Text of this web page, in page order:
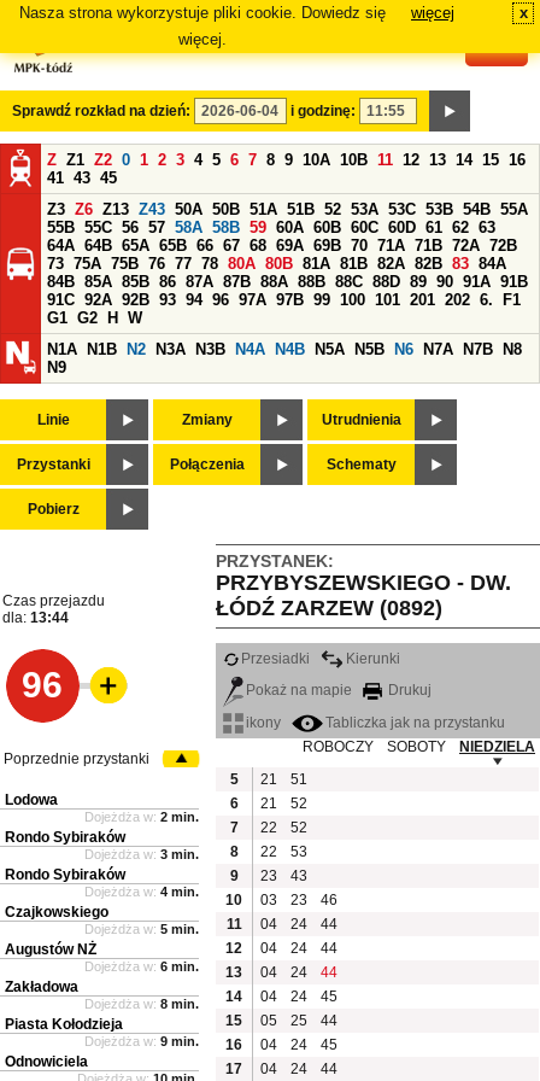
Nasza strona wykorzystuje pliki cookie. Dowiedz się
więcej.
więcej x
Sprawdź rozkład na dzień: i godzinę:
Z Z1 Z2 0 1 2 3 4 5 6 7 8 9 10A 10B 11 12 13 14 15 16
41 43 45
Z3 Z6 Z13 Z43 50A 50B 51A 51B 52 53A 53C 53B 54B 55A
55B 55C 56 57 58A 58B 59 60A 60B 60C 60D 61 62 63
64A 64B 65A 65B 66 67 68 69A 69B 70 71A 71B 72A 72B
73 75A 75B 76 77 78 80A 80B 81A 81B 82A 82B 83 84A
84B 85A 85B 86 87A 87B 88A 88B 88C 88D 89 90 91A 91B
91C 92A 92B 93 94 96 97A 97B 99 100 101 201 202 6.
F1
G1 G2 H
W
N1A
N1B N2 N3A N3B N4A N4B N5A N5B N6 N7A N7B
N8
N9
Linie Zmiany Utrudnienia
Przystanki Połączenia Schematy
Pobierz
PRZYSTANEK:
PRZYBYSZEWSKIEGO - DW.
ŁÓDŹ ZARZEW (0892)
Czas przejazdu
dla: 13:44
96
Przesiadki
Kierunki
Pokaż na mapie
Drukuj
ikony
Tabliczka jak na przystanku
ROBOCZY
SOBOTY
NIEDZIELA
5
21
51
6
21
52
7
22
52
8
22
53
9
23
43
10
03 23
46
11
04 24
44
12
04 24
44
13
04 24
44
14
04 24
45
15
05 25
44
16
04 24
45
17
04 24 44
Poprzednie przystanki
Lodowa
Dojeżdża w: 2 min.
Rondo Sybiraków
Dojeżdża w: 3 min.
Rondo Sybiraków
Dojeżdża w: 4 min.
Czajkowskiego
Dojeżdża w: 5 min.
Augustów NŻ
Dojeżdża w: 6 min.
Zakładowa
Dojeżdża w: 8 min.
Piasta Kołodzieja
Dojeżdża w: 9 min.
Odnowiciela